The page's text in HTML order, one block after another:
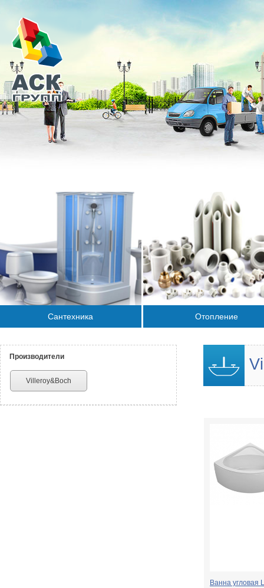
Сантехника Отопление
Ванна угловая
Производители
Villeroy&Boch